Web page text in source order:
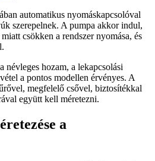
automatikus nyomáskapcsolóval
szerepelnek. A pumpa akkor indul,
csökken a rendszer nyomása, és
hozam, a lekapcsolási
a pontos modellen érvényes. A
megfelelő csővel, biztosítékkal
együtt kell méretezni.
a